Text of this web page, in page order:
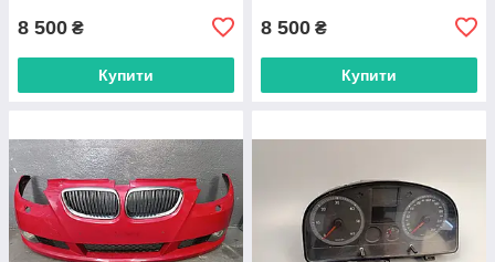
8 500 ₴
Купити
8 500 ₴
Купити